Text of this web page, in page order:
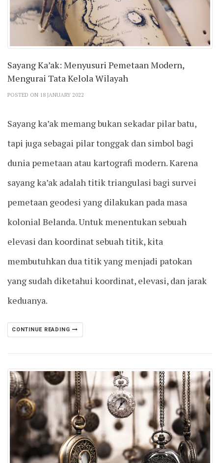
Sayang Ka’ak: Menyusuri Pemetaan Modern,
Mengurai Tata Kelola Wilayah
POSTED ON 18 JANUARY 2022
Sayang ka’ak memang bukan sekadar pilar batu,
tapi juga sebagai pilar tonggak dan simbol bagi
dunia pemetaan atau kartografi modern. Karena
sayang ka’ak adalah titik triangulasi bagi survei
pemetaan geodesi yang dilakukan pada masa
kolonial Belanda. Untuk menentukan sebuah
elevasi dan koordinat sebuah titik, kita
membutuhkan dua titik yang menjadi patokan
yang sudah diketahui koordinat, elevasi, dan jarak
keduanya.
CONTINUE READING